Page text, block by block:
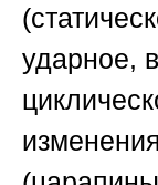
ударное,